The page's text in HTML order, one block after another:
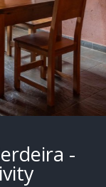
-